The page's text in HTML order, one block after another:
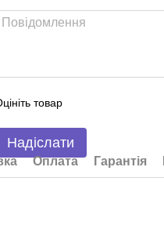
товар
Надіслати
Оплата Гарантія